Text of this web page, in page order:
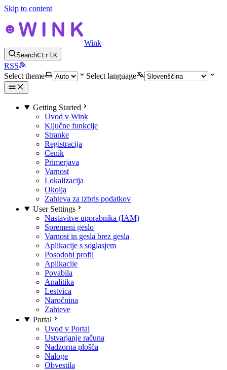
Skip to content
Wink
SearchCtrlK
RSS
Select theme
Select language
Getting Started
Uvod v Wink
Ključne funkcije
Stranke
Registracija
Cenik
Primerjava
Varnost
Lokalizacija
Okolja
Zahteva za izbris podatkov
User Settings
Nastavitve uporabnika (IAM)
Spremeni geslo
Varnost in gesla brez gesla
Aplikacije s soglasjem
Posodobi profil
Aplikacije
Povabila
Analitika
Lestvica
Naročnina
Zahteve
Portal
Uvod v Portal
Ustvarjanje računa
Nadzorna plošča
Naloge
Obvestila